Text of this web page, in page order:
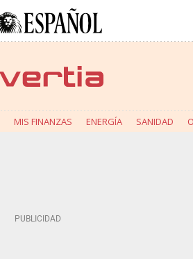
MIS FINANZAS ENERGÍA SANIDAD